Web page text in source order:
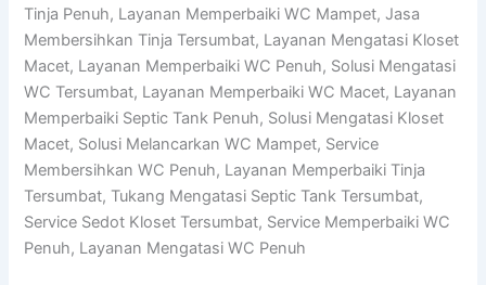
Tinja Penuh, Layanan Memperbaiki WC Mampet, Jasa
Membersihkan Tinja Tersumbat, Layanan Mengatasi Kloset
Macet, Layanan Memperbaiki WC Penuh, Solusi Mengatasi
WC Tersumbat, Layanan Memperbaiki WC Macet, Layanan
Memperbaiki Septic Tank Penuh, Solusi Mengatasi Kloset
Macet, Solusi Melancarkan WC Mampet, Service
Membersihkan WC Penuh, Layanan Memperbaiki Tinja
Tersumbat, Tukang Mengatasi Septic Tank Tersumbat,
Service Sedot Kloset Tersumbat, Service Memperbaiki WC
Penuh, Layanan Mengatasi WC Penuh